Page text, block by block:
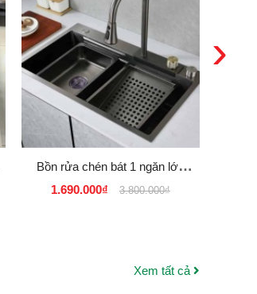
Bồn rửa chén bát 1 ngăn lớn
liền vòi KOREA Inox SUS 304
1.690.000₫ 3.800.000₫
›
Xem tất cả